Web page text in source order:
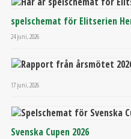
spelschemat för Elitserien
24 juni, 2026
17 juni, 2026
Svenska Cupen 2026